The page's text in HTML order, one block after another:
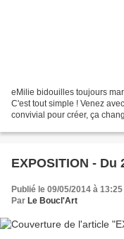
eMilie bidouilles toujours
C'est tout simple ! Venez
convivial pour créer, ça
EXPOSITION -
Publié le 09/05/2014 à 13:25
Par Le Boucl'Art